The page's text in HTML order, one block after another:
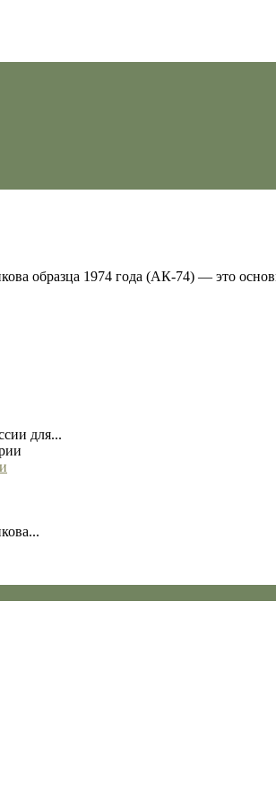
образца 1974 года (АК-74) — это
для...